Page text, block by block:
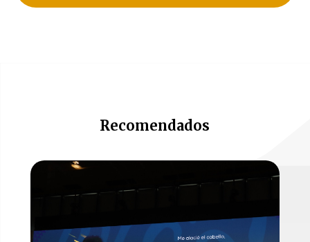
Recomendados